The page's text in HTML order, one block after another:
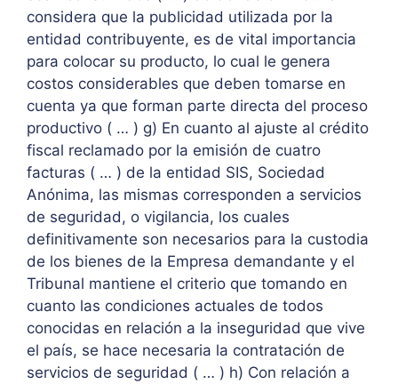
considera que la publicidad utilizada por la
entidad contribuyente, es de vital importancia
para colocar su producto, lo cual le genera
costos considerables que deben tomarse en
cuenta ya que forman parte directa del proceso
productivo ( … ) g) En cuanto al ajuste al crédito
fiscal reclamado por la emisión de cuatro
facturas ( … ) de la entidad SIS, Sociedad
Anónima, las mismas corresponden a servicios
de seguridad, o vigilancia, los cuales
definitivamente son necesarios para la custodia
de los bienes de la Empresa demandante y el
Tribunal mantiene el criterio que tomando en
cuanto las condiciones actuales de todos
conocidas en relación a la inseguridad que vive
el país, se hace necesaria la contratación de
servicios de seguridad ( … ) h) Con relación a